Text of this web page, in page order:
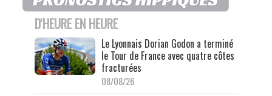
D'HEURE EN HEURE
Le Lyonnais Dorian Godon a terminé
le Tour de France avec quatre côtes
fracturées
08/08/26